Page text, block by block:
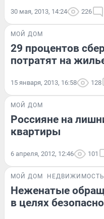
30 мая, 2013, 14:24 226
МОЙ ДОМ
29 процентов
потратят на
15 января, 2013, 16:58 128
МОЙ ДОМ
Россияне на
квартиры
6 апреля, 2012, 12:46 101
МОЙ ДОМ НЕДВИЖИМОСТЬ
Неженатые
в целях